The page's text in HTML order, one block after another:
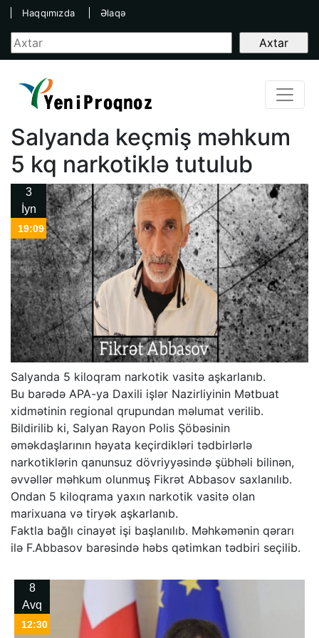
Haqqımızda Əlaqə
Salyanda keçmiş məhkum
5 kq narkotiklə tutulub
3
İyn
19:09
Salyanda 5 kiloqram narkotik vasitə aşkarlanıb.
Bu barədə APA-ya Daxili işlər Nazirliyinin Mətbuat
xidmətinin regional qrupundan məlumat verilib.
Bildirilib ki, Salyan Rayon Polis Şöbəsinin
əməkdaşlarının həyata keçirdikləri tədbirlərlə
narkotiklərin qanunsuz dövriyyəsində şübhəli bilinən,
əvvəllər məhkum olunmuş Fikrət Abbasov saxlanılıb.
Ondan 5 kiloqrama yaxın narkotik vasitə olan
marixuana və tiryək aşkarlanıb.
Faktla bağlı cinayət işi başlanılıb. Məhkəmənin qərarı
ilə F.Abbasov barəsində həbs qətimkan tədbiri seçilib.
8
Avq
12:30